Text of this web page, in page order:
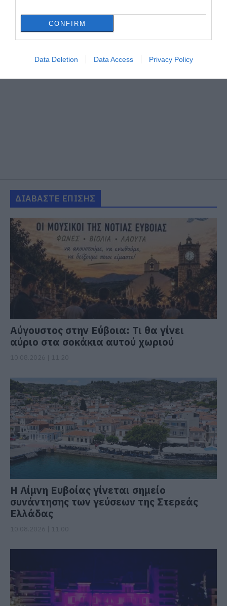
CONFIRM
Data Deletion Data Access Privacy Policy
ΔΙΑΒΑΣΤΕ ΕΠΙΣΗΣ
Αύγουστος στην Εύβοια: Τι θα γίνει
αύριο στα σοκάκια αυτού χωριού
Η Λίμνη Ευβοίας γίνεται σημείο
συνάντησης των γεύσεων της Στερεάς
Ελλάδας